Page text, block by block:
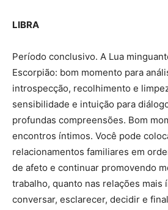
LIBRA
Período conclusivo. A Lua
Escorpião: bom momento para
introspecção, recolhimento e
sensibilidade e intuição para
profundas compreensões. Bom
encontros íntimos. Você pode
relacionamentos familiares em
de afeto e continuar promovendo
trabalho, quanto nas relações mais
conversar, esclarecer, decidir e